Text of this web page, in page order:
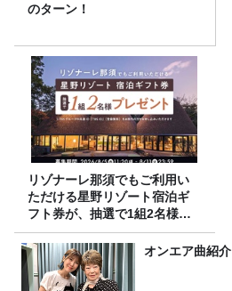
のターン！
リゾナーレ那須でもご利用い
ただける星野リゾート宿泊ギ
フト券が、抽選で1組2名様に
プレゼント！
オンエア曲紹介